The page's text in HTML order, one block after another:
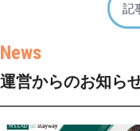
記
運営からのお知ら